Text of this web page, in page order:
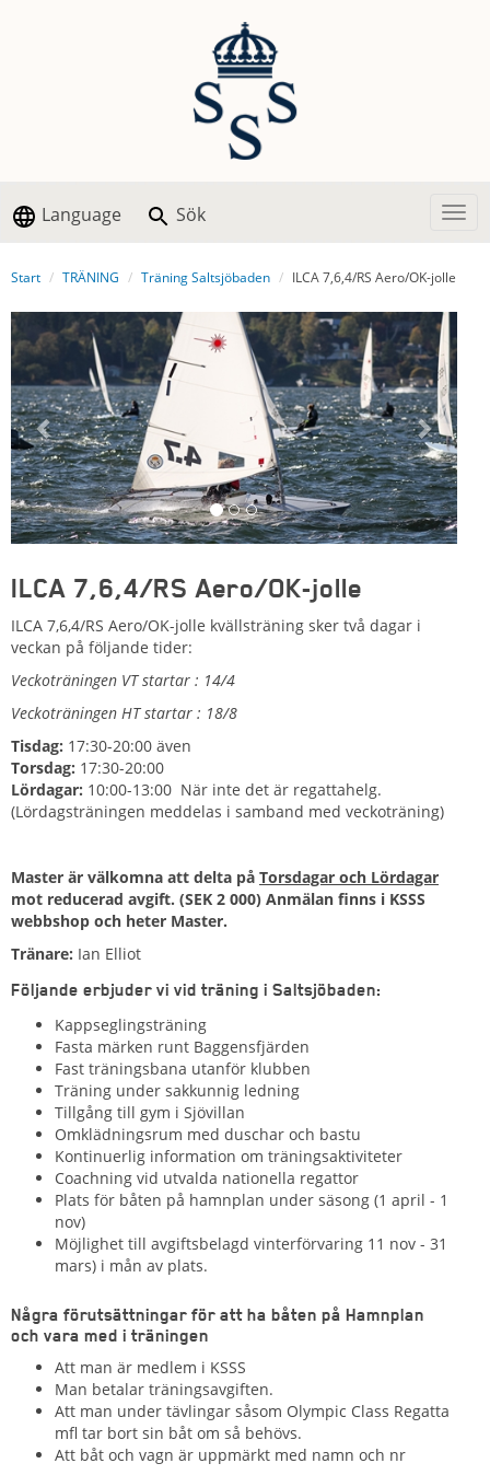
Language Sök
Start TRÄNING Träning Saltsjöbaden ILCA 7,6,4/RS Aero/OK-jolle
ILCA 7,6,4/RS Aero/OK-jolle
ILCA 7,6,4/RS Aero/OK-jolle kvällsträning sker två dagar i
veckan på följande tider:
Veckoträningen VT startar : 14/4
Veckoträningen HT startar : 18/8
Tisdag: 17:30-20:00 även
Torsdag: 17:30-20:00
Lördagar: 10:00-13:00 När inte det är regattahelg.
(Lördagsträningen meddelas i samband med veckoträning)
Master är välkomna att delta på Torsdagar och Lördagar
mot reducerad avgift. (SEK 2 000) Anmälan finns i KSSS
webbshop och heter Master.
Tränare: Ian Elliot
Följande erbjuder vi vid träning i Saltsjöbaden:
Kappseglingsträning
Fasta märken runt Baggensfjärden
Fast träningsbana utanför klubben
Träning under sakkunnig ledning
Tillgång till gym i Sjövillan
Omklädningsrum med duschar och bastu
Kontinuerlig information om träningsaktiviteter
Coachning vid utvalda nationella regattor
Plats för båten på hamnplan under säsong (1 april - 1
nov)
Möjlighet till avgiftsbelagd vinterförvaring 11 nov - 31
mars) i mån av plats.
Några förutsättningar för att ha båten på Hamnplan
och vara med i träningen
Att man är medlem i KSSS
Man betalar träningsavgiften.
Att man under tävlingar såsom Olympic Class Regatta
mfl tar bort sin båt om så behövs.
Att båt och vagn är uppmärkt med namn och nr